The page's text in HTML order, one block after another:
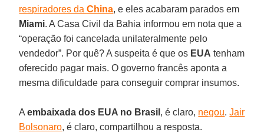
respiradores daChina, e eles acabaram parados em
Miami. A Casa Civil da Bahia informou em nota que a
“operação foi cancelada unilateralmente pelo
vendedor”. Por quê? A suspeita é que os EUA tenham
oferecido pagar mais. O governo francês aponta a
mesma dificuldade para conseguir comprar insumos.
Aembaixada dos EUA no Brasil , é claro, negou.Jair
Bolsonaro, é claro, compartilhou a resposta.